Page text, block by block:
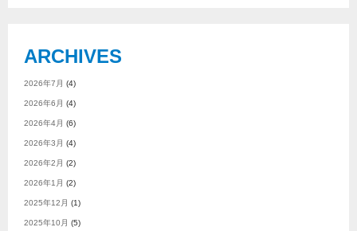
ARCHIVES
2026年7月 (4)
2026年6月 (4)
2026年4月 (6)
2026年3月 (4)
2026年2月 (2)
2026年1月 (2)
2025年12月 (1)
2025年10月 (5)